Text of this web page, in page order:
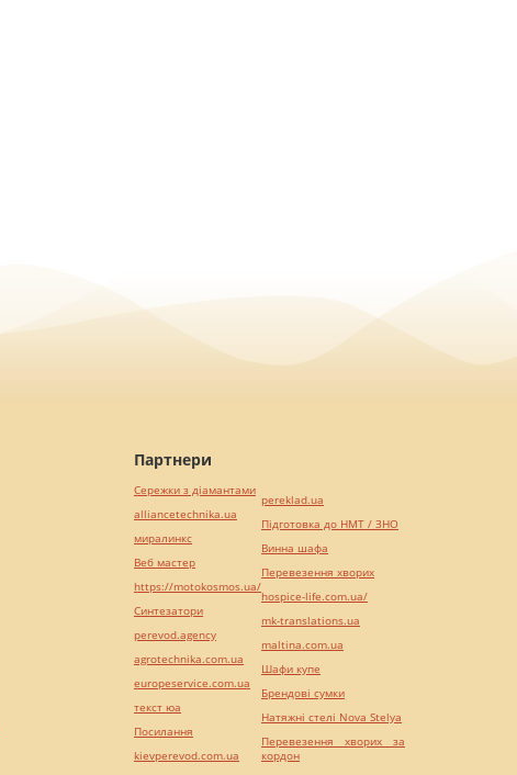
Партнери
Сережки з діамантами
alliancetechnika.ua
миралинкс
Веб мастер
https://motokosmos.ua/
Синтезатори
perevod.agency
agrotechnika.com.ua
europeservice.com.ua
текст юа
Посилання
kievperevod.com.ua
pereklad.ua
Підготовка до НМТ / ЗНО
Винна шафа
Перевезення хворих
hospice-life.com.ua/
mk-translations.ua
maltina.com.ua
Шафи купе
Брендові сумки
Натяжні стелі Nova Stelya
Перевезення хворих за
кордон